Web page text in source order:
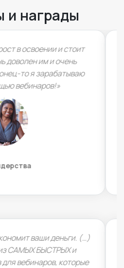
и награды
что сразу же влюбился в
увидел ее (…) хотел бы
процветает и растет
(…)»
и стратегии,
и настроить платформу
LiveWebinar полностью
HTML5, что означает, что